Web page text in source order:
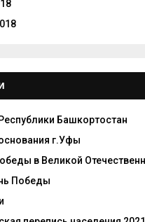
Башкортостан
г.Уфы
в Великой
Победы